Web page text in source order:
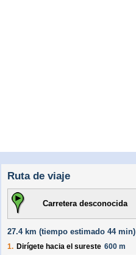
Ruta de viaje
Carretera desconocida
27.4 km (tiempo estimado 44 min)
1. Dirígete hacia el sureste 600 m